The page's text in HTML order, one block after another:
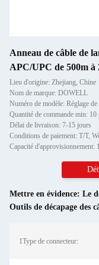
Anneau de câble de
APC/UPC de 500m
Lieu d'origine: Zhejiang, Chine
Nom de marque: DOWELL
Numéro de modèle: Réglage
Quantité de commande min: 10
Délai de livraison: 7-15 jours
Conditions de paiement: T/T,
Capacité d'approvisionnement:
Mettre en évidence: Le
Outils de décapage des
1Type de connecteur: